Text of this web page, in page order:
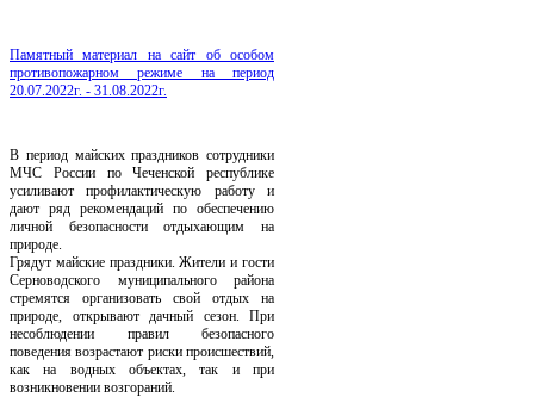
Памятный материал на сайт об особом
противопожарном режиме на период
20.07.2022г. - 31.08.2022г.
В период майских праздников сотрудники
МЧС России по Чеченской республике
усиливают профилактическую работу и
дают ряд рекомендаций по обеспечению
личной безопасности отдыхающим на
природе.
Грядут майские праздники. Жители и гости
Серноводского муниципального района
стремятся организовать свой отдых на
природе, открывают дачный сезон. При
несоблюдении правил безопасного
поведения возрастают риски происшествий,
как на водных объектах, так и при
возникновении возгораний.